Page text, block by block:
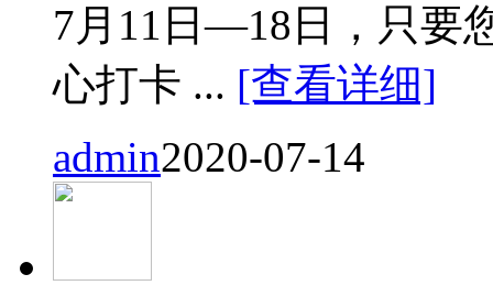
7月11日—18日，只要
心打卡 ... [查看详细]
admin2020-07-14